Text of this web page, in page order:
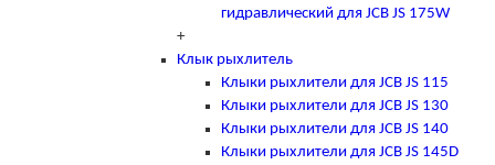
гидравлический для JCB JS 175W
+
Клык рыхлитель
Клыки рыхлители для JCB JS 115
Клыки рыхлители для JCB JS 130
Клыки рыхлители для JCB JS 140
Клыки рыхлители для JCB JS 145D